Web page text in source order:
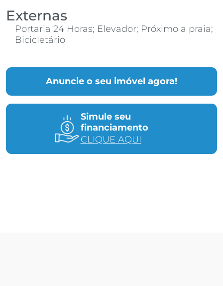
Anuncie o seu imóvel agora!
Simule seu
financiamento
CLIQUE AQUI
Externas
Portaria 24 Horas; Elevador; Próximo a praia;
Bicicletário